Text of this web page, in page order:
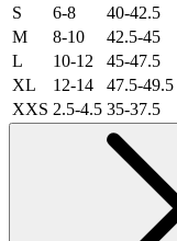
S
6-8 40-42.5
M
8-10 42.5-45
L
10-12 45-47.5
XL
12-14 47.5-49.5
XXS 2.5-4.5 35-37.5